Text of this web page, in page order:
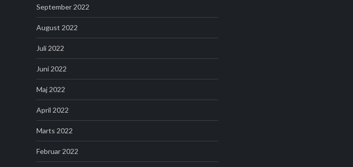
September 2022
August 2022
Juli 2022
Juni 2022
Maj 2022
April 2022
Marts 2022
Februar 2022